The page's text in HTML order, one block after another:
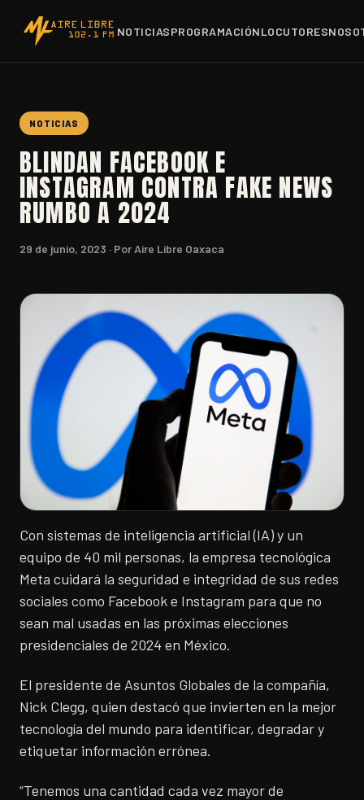
NOTICIASPROGRAMACIÓNLOCUTORES
NOTICIAS
BLINDAN FACEBOOK E
INSTAGRAM CONTRA FAKE NEWS
RUMBO A 2024
29 de junio, 2023 · Por Aire Libre Oaxaca
Con sistemas de inteligencia artificial (IA) y un
equipo de 40 mil personas, la empresa tecnológica
Meta cuidará la seguridad e integridad de sus redes
sociales como Facebook e Instagram para que no
sean mal usadas en las próximas elecciones
presidenciales de 2024 en México.
El presidente de Asuntos Globales de la compañía,
Nick Clegg, quien destacó que invierten en la mejor
tecnología del mundo para identificar, degradar y
etiquetar información errónea.
“Tenemos una cantidad cada vez mayor de